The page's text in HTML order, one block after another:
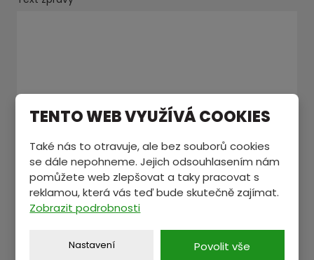
Souhlasím
zpracováním
osobních
údajů.
Souhlasím se zpracovánímosobních údajů.
Položky označené hvězdičkou ( *) jsou povinné.
ODESLAT
TENTO WEB VYUŽÍVÁ COOKIES
Také nás to otravuje, ale bez souborů cookies
se dále nepohneme. Jejich odsouhlasením nám
pomůžete web zlepšovat a taky pracovat s
reklamou, která vás teď bude skutečně zajímat.
Zobrazit podrobnosti
Nastavení Povolit vše